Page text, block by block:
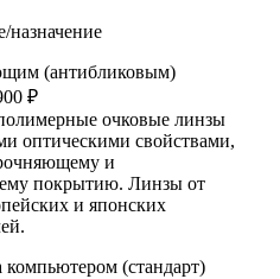
назначение
(антибликовым)
₽
очковые линзы
оптическими свойствами,
и
покрытию. Линзы от
и японских
компьютером (стандарт)